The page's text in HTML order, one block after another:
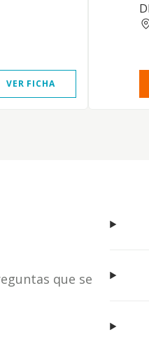
VER FICHA
que se